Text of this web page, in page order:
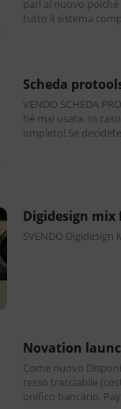
pari al nuovo poiché mai usata.
tutto il sistema completo! Se decidete di
scheda
VENDO SCHEDA
hé mai usata. In caso dispongo di tutto il sistema c
ompleto! Se decidete di comprare l’intero sistema r
digidesign
SVENDO Digidesign
novation
Come nuovo
resso tracciabile
onifico bancario,